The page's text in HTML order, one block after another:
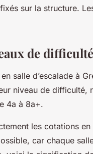
sur la structure.
de
salle d’escalade à
niveau de difficulté,
4a à 8a+.
les cotations
car chaque